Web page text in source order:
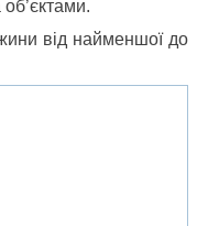
від найменшої до